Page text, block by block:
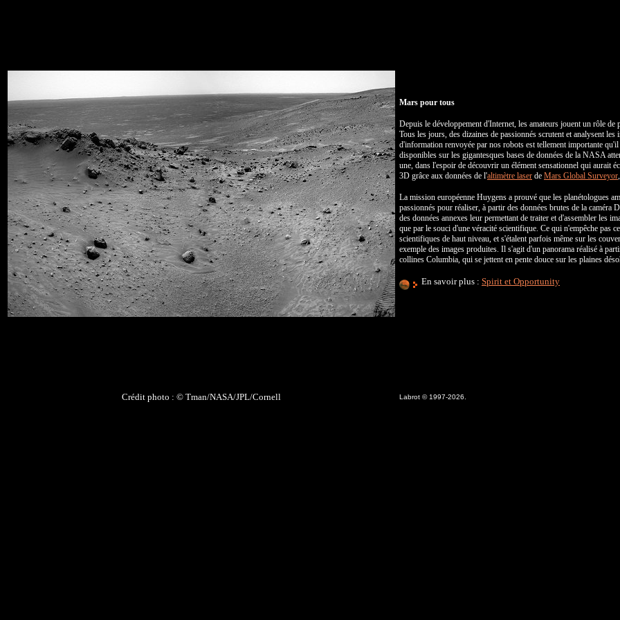
Mars pour tous
Depuis le développement d'Internet, les amateurs jouent un rôle
Tous les jours, des dizaines de passionnés scrutent et analysent
d'information renvoyée par nos robots est tellement importante
disponibles sur les gigantesques bases de données de la NASA
une, dans l'espoir de découvrir un élément sensationnel qui aurait
3D grâce aux données de l'altimètre laser de Mars Global Surveyor
La mission européenne Huygens a prouvé que les planétologues
passionnés pour réaliser, à partir des données brutes de la caméra
des données annexes leur permettant de traiter et d'assembler les
que par le souci d'une véracité scientifique. Ce qui n'empêche pas
scientifiques de haut niveau, et s'étalent parfois même sur les
exemple des images produites. Il s'agit d'un panorama réalisé à
collines Columbia, qui se jettent en pente douce sur les plaines
En savoir plus : Spirit et Opportunity
Crédit photo : © Tman/NASA/JPL/Cornell Labrot © 1997-2026.